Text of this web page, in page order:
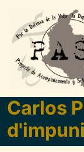
Pasar al contenido
Carlos